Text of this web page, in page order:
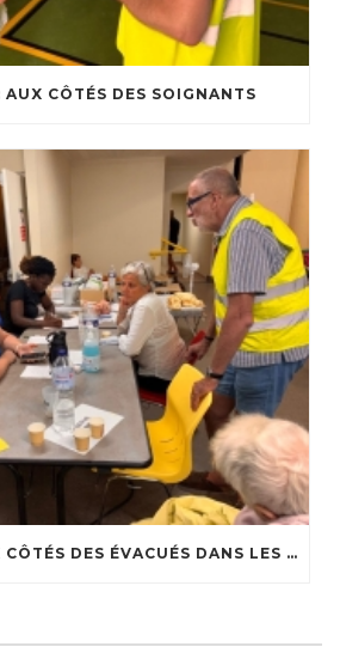
AUX CÔTÉS DES SOIGNANTS
INCENDIES : AUX CÔTÉS DES ÉVACUÉS DANS LES CENTRES D’ACCUEIL DU BASSIN